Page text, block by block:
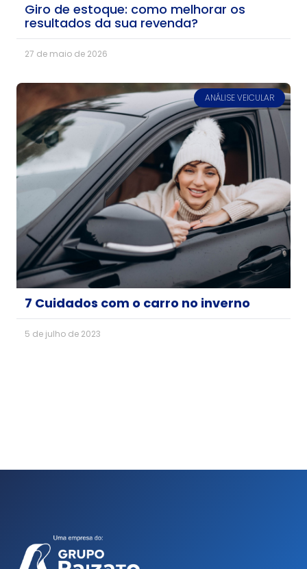
Giro de estoque: como melhorar os
resultados da sua revenda?
27 de maio de 2026
ANÁLISE VEICULAR
7 Cuidados com o carro no inverno
5 de julho de 2023